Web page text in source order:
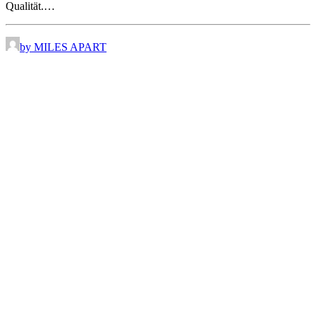
Qualität.…
by MILES APART